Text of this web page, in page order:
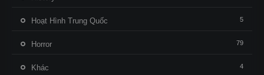
Hoạt Hình Trung Quốc 5
Horror 79
Khác 4